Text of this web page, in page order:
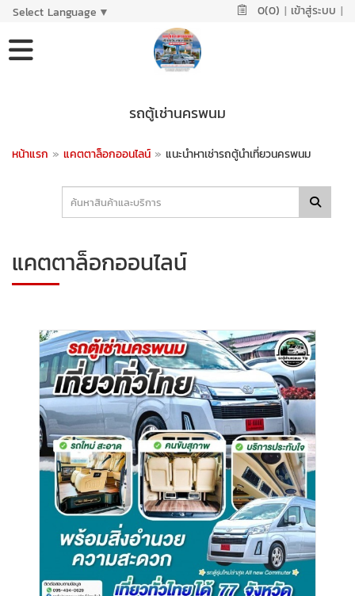
Select Language ▼ 0(0) | เข้าสู่ระบบ |
รถตู้เช่านครพนม
หน้าแรก » แคตตาล็อกออนไลน์ » แนะนำหาเช่ารถตู้นำเที่ยวนครพนม
แคตตาล็อกออนไลน์